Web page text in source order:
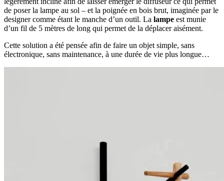
de poser la lampe au sol – et la poignée en bois brut, imaginée par le
designer comme étant le manche d’un outil. La lampe est munie
d’un fil de 5 mètres de long qui permet de la déplacer aisément.
Cette solution a été pensée afin de faire un objet simple, sans
électronique, sans maintenance, à une durée de vie plus longue…